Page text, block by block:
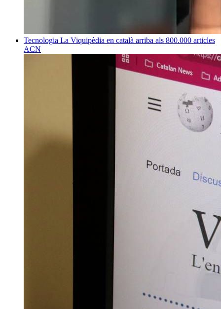
Tecnologia La Viquipèdia en català arriba als 800.000 articles
ACN